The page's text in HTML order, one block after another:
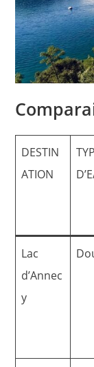
DESTIN
ATION
Lac
d’Annec
y